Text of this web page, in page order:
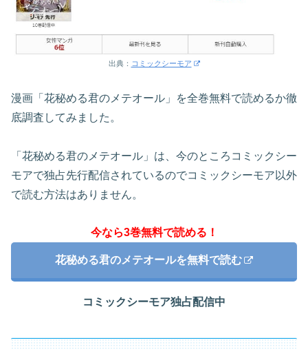
出典： コミックシーモア
漫画「花秘める君のメテオール」を全巻無料で読めるか徹
底調査してみました。
「花秘める君のメテオール」は、今のところコミックシー
モアで独占先行配信されているのでコミックシーモア以外
で読む方法はありません。
今なら3巻無料で読める！
花秘める君のメテオールを無料で読む
コミックシーモア独占配信中